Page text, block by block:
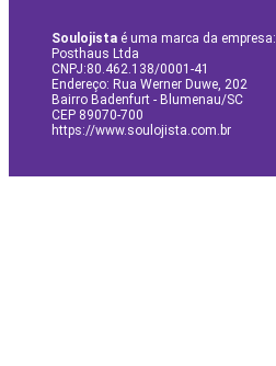
Soulojista é uma marca da empresa:
Posthaus Ltda
CNPJ:80.462.138/0001-41
Endereço: Rua Werner Duwe, 202
Bairro Badenfurt - Blumenau/SC
CEP 89070-700
https://www.soulojista.com.br